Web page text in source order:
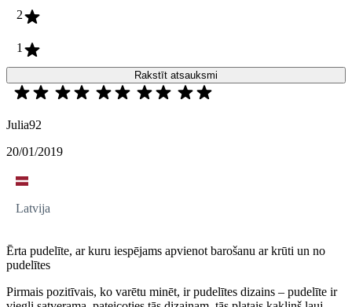
2
1
Rakstīt atsauksmi
Julia92
20/01/2019
Latvija
Ērta pudelīte, ar kuru iespējams apvienot barošanu ar krūti un no
pudelītes
Pirmais pozitīvais, ko varētu minēt, ir pudelītes dizains – pudelīte ir